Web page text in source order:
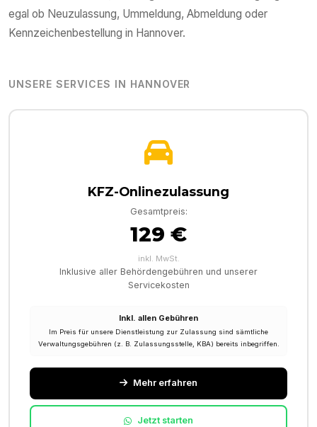
egal ob Neuzulassung, Ummeldung, Abmeldung oder
Kennzeichenbestellung in Hannover.
UNSERE SERVICES IN HANNOVER
KFZ-Onlinezulassung
Gesamtpreis:
129 €
inkl. MwSt.
Inklusive aller Behördengebühren und unserer
Servicekosten
Inkl. allen Gebühren
Im Preis für unsere Dienstleistung zur Zulassung sind sämtliche
Verwaltungsgebühren (z. B. Zulassungsstelle, KBA) bereits inbegriffen.
Mehr erfahren
Jetzt starten